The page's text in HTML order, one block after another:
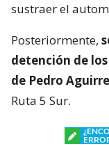
sustraer el
Posteriormente,
detención de
de Pedro
Ruta 5 Sur.